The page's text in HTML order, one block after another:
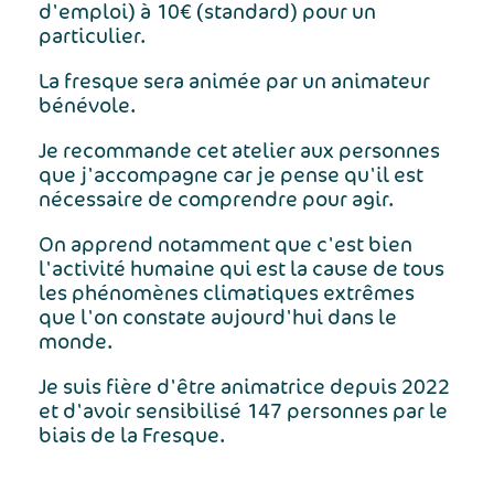
d'emploi) à 10€ (standard) pour un
particulier.
La fresque sera animée par un animateur
bénévole.
Je recommande cet atelier aux personnes
que j'accompagne car je pense qu'il est
nécessaire de comprendre pour agir.
On apprend notamment que c'est bien
l'activité humaine qui est la cause de tous
les phénomènes climatiques extrêmes
que l'on constate aujourd'hui dans le
monde.
Je suis fière d'être animatrice depuis 2022
et d'avoir sensibilisé 147 personnes par le
biais de la Fresque.